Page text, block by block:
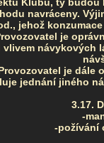
navráceny.
jehož
je
vlivem návykových
je dále
jednání jiného
3.17.
-
-požívání